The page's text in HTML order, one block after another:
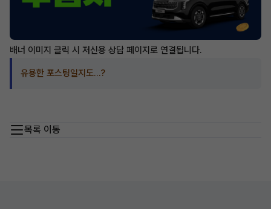
배너 이미지 클릭 시 저신용 상담 페이지로 연결됩니다.
유용한 포스팅일지도…?
목록 이동